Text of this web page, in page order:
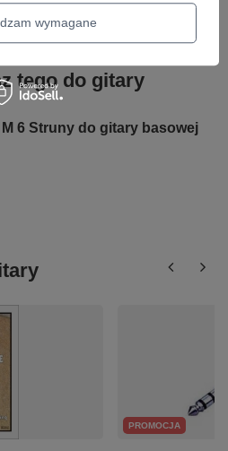
tego do gitary
6 Struny do gitary basowej
PROMOCJA
wymagane